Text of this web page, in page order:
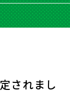
されまし